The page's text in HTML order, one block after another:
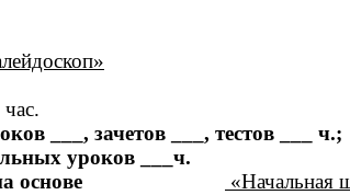
час.
___, зачетов ___, тестов ___ ч.;
уроков ___ч.
основе
«Начальная